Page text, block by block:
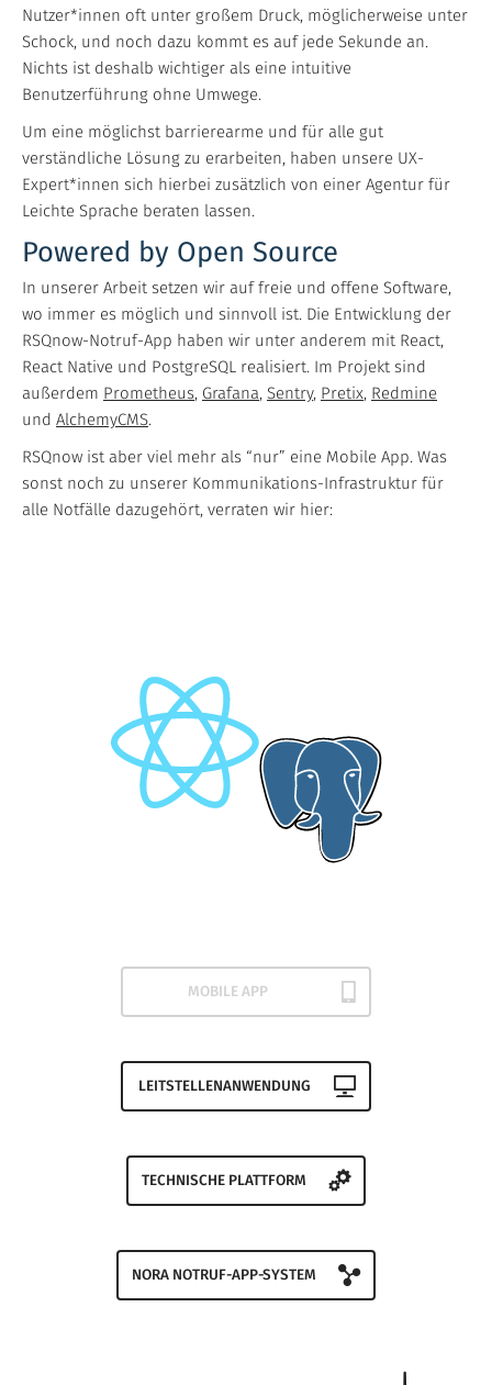
Nutzer*innen oft unter großem Druck, möglicherweise unter
Schock, und noch dazu kommt es auf jede Sekunde an.
Nichts ist deshalb wichtiger als eine intuitive
Benutzerführung ohne Umwege.
Um eine möglichst barrierearme und für alle gut
verständliche Lösung zu erarbeiten, haben unsere UX-
Expert*innen sich hierbei zusätzlich von einer Agentur für
Leichte Sprache beraten lassen.
Powered by Open Source
In unserer Arbeit setzen wir auf freie und offene Software,
wo immer es möglich und sinnvoll ist. Die Entwicklung der
RSQnow-Notruf-App haben wir unter anderem mit React,
React Native und PostgreSQL realisiert. Im Projekt sind
außerdem Prometheus, Grafana, Sentry, Pretix, Redmine
und AlchemyCMS.
RSQnow ist aber viel mehr als “nur” eine Mobile App. Was
sonst noch zu unserer Kommunikations-Infrastruktur für
alle Notfälle dazugehört, verraten wir hier:
MOBILE APP
LEITSTELLENANWENDUNG
TECHNISCHE PLATTFORM
NORA NOTRUF-APP-SYSTEM